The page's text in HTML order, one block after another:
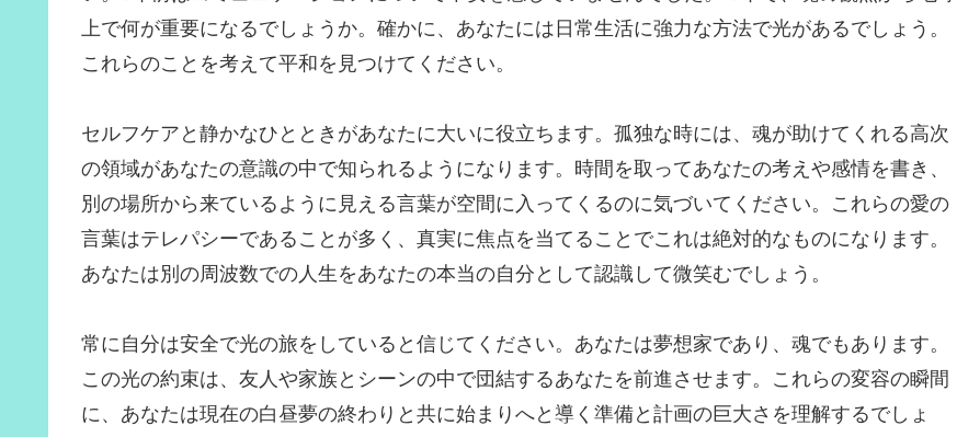
上で何が重要になるでしょうか。確かに、あなたには日常生活に強力な方法で光があるでしょう。
これらのことを考えて平和を見つけてください。
セルフケアと静かなひとときがあなたに大いに役立ちます。孤独な時には、魂が助けてくれる高次
の領域があなたの意識の中で知られるようになります。時間を取ってあなたの考えや感情を書き、
別の場所から来ているように見える言葉が空間に入ってくるのに気づいてください。これらの愛の
言葉はテレパシーであることが多く、真実に焦点を当てることでこれは絶対的なものになります。
あなたは別の周波数での人生をあなたの本当の自分として認識して微笑むでしょう。
常に自分は安全で光の旅をしていると信じてください。あなたは夢想家であり、魂でもあります。
この光の約束は、友人や家族とシーンの中で団結するあなたを前進させます。これらの変容の瞬間
に、あなたは現在の白昼夢の終わりと共に始まりへと導く準備と計画の巨大さを理解するでしょ